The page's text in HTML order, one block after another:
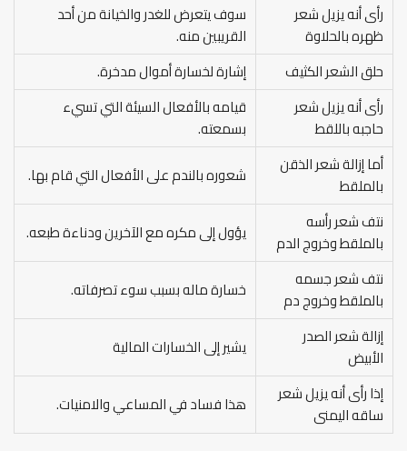
رأى أنه يزيل شعر
ظهره بالحلاوة
سوف يتعرض للغدر والخيانة من أحد
القريبين منه.
حلق الشعر الكثيف
إشارة لخسارة أموال مدخرة.
رأى أنه يزيل شعر
حاجبه باللقط
قيامه بالأفعال السيئة التي تسيء
بسمعته.
أما إزالة شعر الذقن
بالملقط
شعوره بالندم على الأفعال التي قام بها.
نتف شعر رأسه
بالملقط وخروج الدم
يؤول إلى مكره مع الآخرين ودناءة طبعه.
نتف شعر جسمه
بالملقط وخروج دم
خسارة ماله بسبب سوء تصرفاته.
إزالة شعر الصدر
الأبيض
يشير إلى الخسارات المالية
إذا رأى أنه يزيل شعر
ساقه اليمنى
هذا فساد في المساعي والامنيات.